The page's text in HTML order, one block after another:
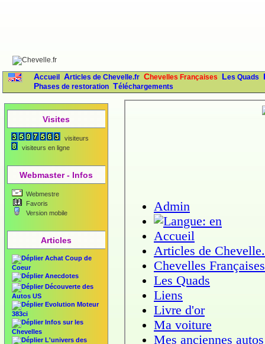
Accueil Articles de Chevelle.fr Chevelles Françaises
Les Quads
Phases de restoration
Téléchargements
Visites
visiteurs
visiteurs en ligne
Webmaster - Infos
Webmestre
Favoris
Version mobile
Articles
Achat Coup de
Coeur
Anecdotes
Découverte des
Autos US
Evolution Moteur
383ci
Infos sur les
Chevelles
L'univers des